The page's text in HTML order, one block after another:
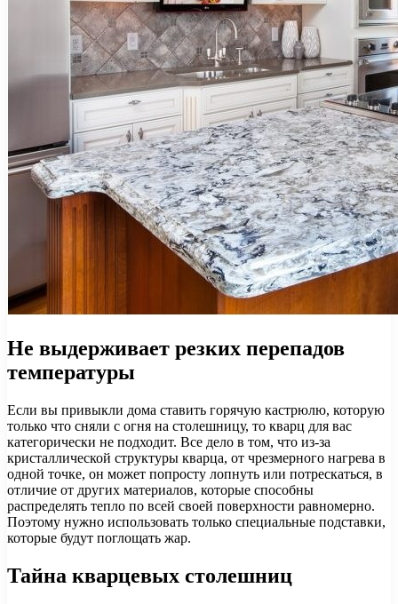
Не выдерживает резких перепадов
температуры
Если вы привыкли дома ставить горячую кастрюлю, которую
только что сняли с огня на столешницу, то кварц для вас
категорически не подходит. Все дело в том, что из-за
кристаллической структуры кварца, от чрезмерного нагрева в
одной точке, он может попросту лопнуть или потрескаться, в
отличие от других материалов, которые способны
распределять тепло по всей своей поверхности равномерно.
Поэтому нужно использовать только специальные подставки,
которые будут поглощать жар.
Тайна кварцевых столешниц